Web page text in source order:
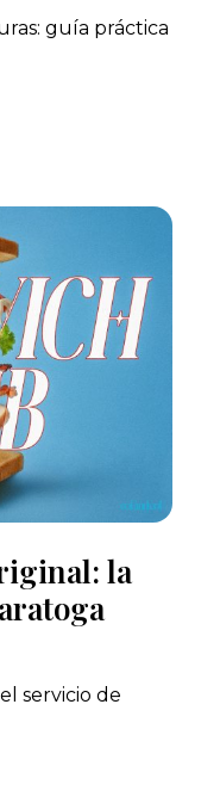
guía práctica
la
servicio de